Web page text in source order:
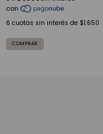
6 cuotas sin interés de $1.650